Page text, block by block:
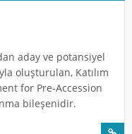
aday ve potansiyel
oluşturulan, Katılım
for Pre-Accession
bileşenidir.